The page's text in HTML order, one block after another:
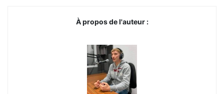
À propos de l'auteur :